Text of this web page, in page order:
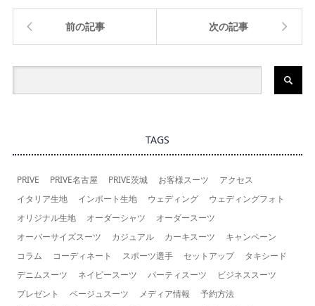
前の記事 次の記事
TAGS
PRIVE PRIVE名古屋 PRIVE茨城 お客様スーツ
アクセス
イタリア生地
インポート生地 ウェディング
ウェディングフォト
オリジナル生地
オーダーシャツ
オーダースーツ
オーバーサイズスーツ
カジュアル カーキスーツ
キャンペーン
コラム
コーディネート スポーツ選手 セットアップ
タキシード
デニムスーツ
ネイビースーツ パーティスーツ
ビジネススーツ
プレゼント
ベージュスーツ メディア情報
予約方法